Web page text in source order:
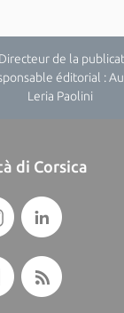
de la
éditorial :
Leria Paolini
di Corsica